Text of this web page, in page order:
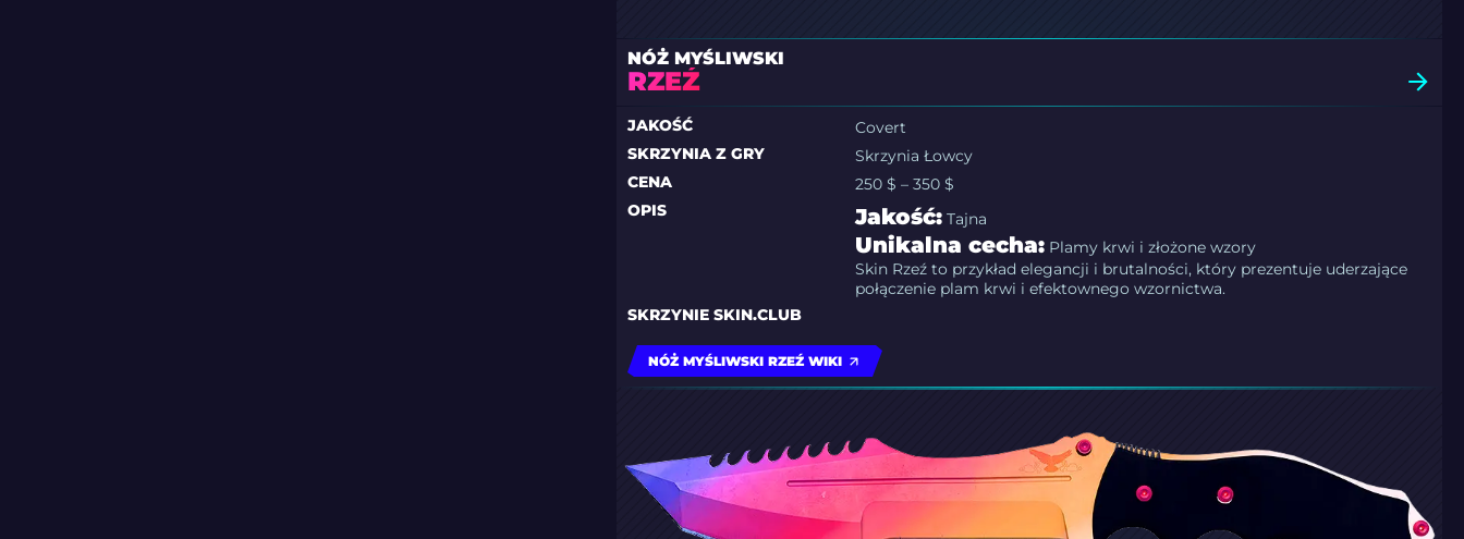
NÓŻ MYŚLIWSKI
RZEŹ
JAKOŚĆ
Covert
SKRZYNIA Z GRY
Skrzynia Łowcy
CENA
250 $ – 350 $
OPIS
Jakość: Tajna
Unikalna cecha: Plamy krwi i złożone wzory
Skin Rzeź to przykład elegancji i brutalności, który prezentuje uderzające
połączenie plam krwi i efektownego wzornictwa.
SKRZYNIE SKIN.CLUB
NÓŻ MYŚLIWSKI RZEŹ WIKI